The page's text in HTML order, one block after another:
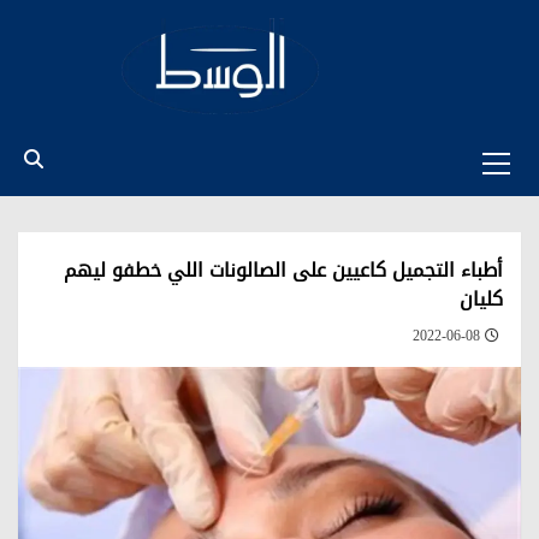
Menu
أطباء التجميل كاعيين على الصالونات اللي خطفو ليهم
كليان
2022-06-08